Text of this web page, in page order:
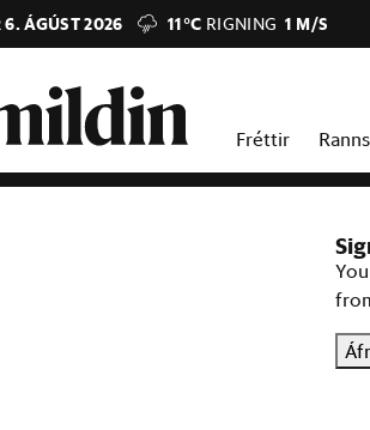
ÁGÚST 2026 11°C RIGNING 1 M/S
Fréttir